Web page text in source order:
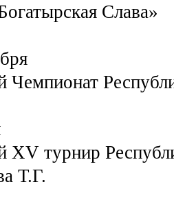
Слава»
Чемпионат
XV турнир
Т.Г.